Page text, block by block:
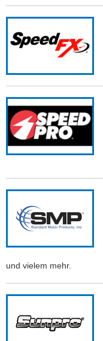
und vielem mehr.